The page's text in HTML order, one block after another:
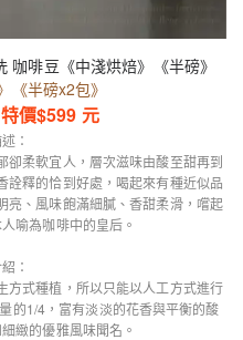
啡豆《中淺烘焙》《半磅》
《半磅x2包》
特價$599 元
：
卻柔軟宜人，層次滋味由酸至甜再到
詮釋的恰到好處，喝起來有種近似品
亮、風味飽滿細膩、香甜柔滑，嚐起
喻為咖啡中的皇后。
：
方式種植，所以只能以人工方式進行
的1/4，富有淡淡的花香與平衡的酸
緻的優雅風味聞名。